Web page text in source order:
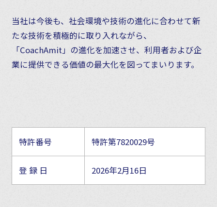
当社は今後も、社会環境や技術の進化に合わせて新
たな技術を積極的に取り入れながら、
「CoachAmit」の進化を加速させ、利用者および企
業に提供できる価値の最大化を図ってまいります。
特許番号 特許第7820029号
登 録 日 2026年2月16日